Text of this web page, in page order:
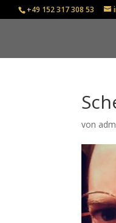
+49 152 317 308 53
von